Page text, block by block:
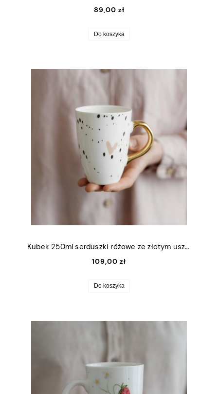
89,00 zł
Do koszyka
Kubek 250ml serduszki różowe ze złotym uszkiem
109,00 zł
Do koszyka